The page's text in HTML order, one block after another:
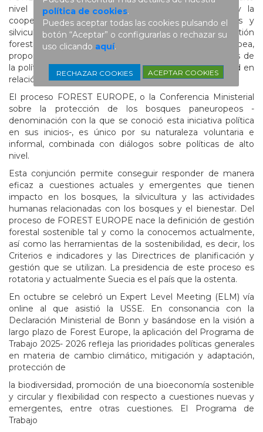
nivel para el diálogo, la cooperación intersectorial y la
cooperación transfronteriza en materia de bosques y
silvicultura en Europa. Sus objetivos son reforzar la gestión
forestal sostenible (GFS) en toda la región paneuropea,
proporcionar respuestas adecuadas a los retos actuales de
la política forestal a sus signatarios y permitir flexibilidad en
relación con las nuevas cuestiones que vayan surgiendo.
El proceso FOREST EUROPE, o la Conferencia Ministerial
sobre la protección de los bosques paneuropeos -
denominación con la que se conoció esta iniciativa política
en sus inicios-, es único por su naturaleza voluntaria e
informal, combinada con diálogos sobre políticas de alto
nivel.
Esta conjunción permite conseguir responder de manera
eficaz a cuestiones actuales y emergentes que tienen
impacto en los bosques, la silvicultura y las actividades
humanas relacionadas con los bosques y el bienestar. Del
proceso de FOREST EUROPE nace la definición de gestión
forestal sostenible tal y como la conocemos actualmente,
así como las herramientas de la sostenibilidad, es decir, los
Criterios e indicadores y las Directrices de planificación y
gestión que se utilizan. La presidencia de este proceso es
rotatoria y actualmente Suecia es el país que la ostenta.
En octubre se celebró un Expert Level Meeting (ELM) vía
online al que asistió la USSE. En consonancia con la
Declaración Ministerial de Bonn y basándose en la visión a
largo plazo de Forest Europe, la aplicación del Programa de
Trabajo 2025- 2026 refleja las prioridades políticas generales
en materia de cambio climático, mitigación y adaptación,
protección de
la biodiversidad, promoción de una bioeconomía sostenible
y circular y flexibilidad con respecto a cuestiones nuevas y
emergentes, entre otras cuestiones. El Programa de
Trabajo
política de cookies.
Puedes aceptar todas las cookies pulsando el
botón “Aceptar” o configurarlas o rechazar su
uso clicando aquí.
RECHAZAR COOKIES ACEPTAR COOKIES